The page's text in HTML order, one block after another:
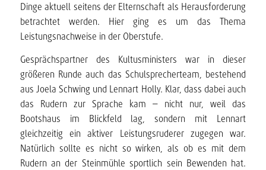
Dinge aktuell seitens der Elternschaft als Herausforderung
betrachtet werden. Hier ging es um das Thema
Leistungsnachweise in der Oberstufe.
Gesprächspartner des Kultusministers war in dieser
größeren Runde auch das Schulsprecherteam, bestehend
aus Joela Schwing und Lennart Holly. Klar, dass dabei auch
das Rudern zur Sprache kam – nicht nur, weil das
Bootshaus im Blickfeld lag, sondern mit Lennart
gleichzeitig ein aktiver Leistungsruderer zugegen war.
Natürlich sollte es nicht so wirken, als ob es mit dem
Rudern an der Steinmühle sportlich sein Bewenden hat.